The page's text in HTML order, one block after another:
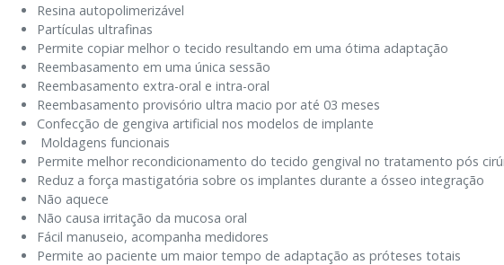
Resina autopolimerizável
Partículas ultrafinas
Permite copiar melhor o tecido resultando em uma ótima adaptação
Reembasamento em uma única sessão
Reembasamento extra-oral e intra-oral
Reembasamento provisório ultra macio por até 03 meses
Confecção de gengiva artificial nos modelos de implante
Moldagens funcionais
Permite melhor recondicionamento do tecido gengival no tratamento pós
Reduz a força mastigatória sobre os implantes durante a ósseo integração
Não aquece
Não causa irritação da mucosa oral
Fácil manuseio, acompanha medidores
Permite ao paciente um maior tempo de adaptação as próteses totais